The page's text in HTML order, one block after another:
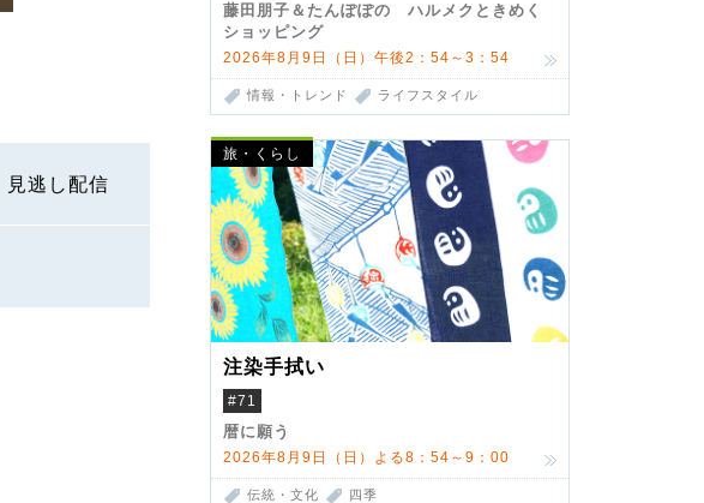
藤田朋子＆たんぽぽの ハルメクときめく
ショッピング
2026年8月9日（日）午後2：54～3：54
情報・トレンド ライフスタイル
旅・くらし
注染手拭い
#71
暦に願う
2026年8月9日（日）よる8：54～9：00
伝統・文化 四季
見逃し配信